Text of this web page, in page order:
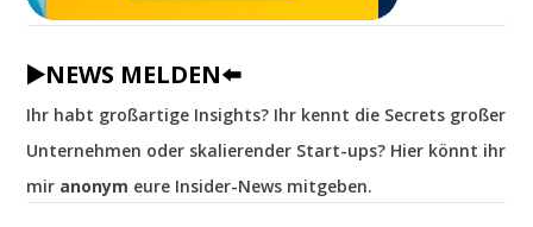
▶️NEWS MELDEN⬅️
Ihr habt großartige Insights? Ihr kennt die Secrets großer
Unternehmen oder skalierender Start-ups? Hier könnt ihr
mir anonym eure Insider-News mitgeben.